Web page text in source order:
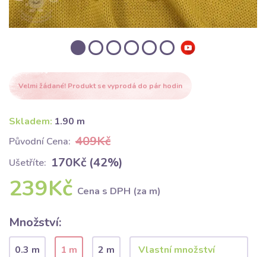
Velmi žádané! Produkt se vyprodá do pár hodin
Skladem: 1.90 m
Původní Cena: 409Kč
Ušetříte: 170Kč (42%)
239Kč Cena s DPH (za m)
Množství:
0.3 m 1 m
2 m